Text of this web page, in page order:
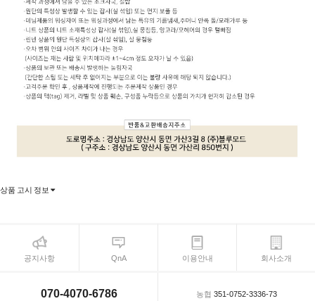
상품 고시 정보
공지사항 QnA 이용안내 회사소개
070-4070-6786 농협 351-0752-3336-73